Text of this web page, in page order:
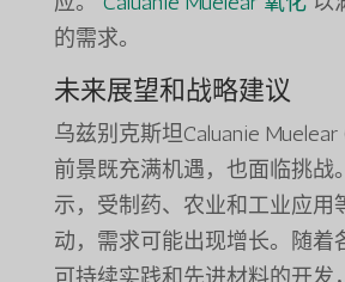
的需求。
未来展望和战略建议
乌兹别克斯坦Caluanie
前景既充满机遇，也面临挑战
示，受制药、农业和工业应用
动，需求可能出现增长。随着